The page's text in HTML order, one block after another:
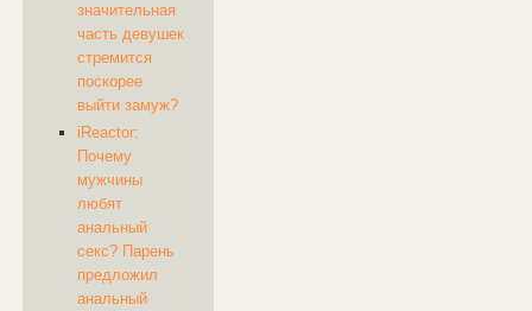
значительная
часть девушек
стремится
поскорее
выйти замуж?
iReactor:
Почему
мужчины
любят
анальный
секс? Парень
предложил
анальный